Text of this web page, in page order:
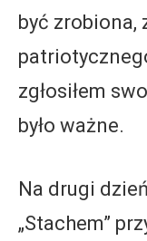
być zrobiona,
zgłosiłem
było ważne.
Na drugi
„Stachem”